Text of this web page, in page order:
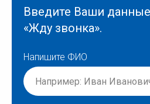
Введите Ваши
«Жду звонка».
Напишите ФИО